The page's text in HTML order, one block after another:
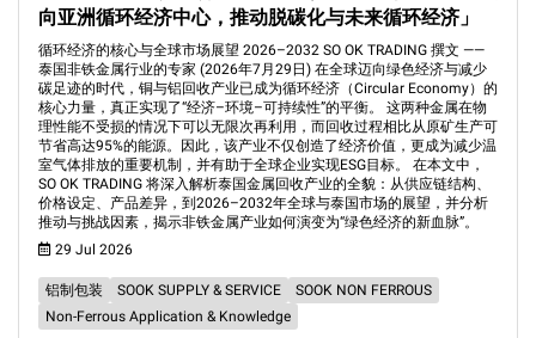
向亚洲循环经济中心，推动脱碳化与未来循环经济」
循环经济的核心与全球市场展望 2026–2032 SO OK TRADING 撰文 ——
泰国非铁金属行业的专家 (2026年7月29日) 在全球迈向绿色经济与减少
碳足迹的时代，铜与铝回收产业已成为循环经济（Circular Economy）的
核心力量，真正实现了“经济–环境–可持续性”的平衡。 这两种金属在物
理性能不受损的情况下可以无限次再利用，而回收过程相比从原矿生产可
节省高达95%的能源。因此，该产业不仅创造了经济价值，更成为减少温
室气体排放的重要机制，并有助于全球企业实现ESG目标。 在本文中，
SO OK TRADING 将深入解析泰国金属回收产业的全貌：从供应链结构、
价格设定、产品差异，到2026–2032年全球与泰国市场的展望，并分析
推动与挑战因素，揭示非铁金属产业如何演变为“绿色经济的新血脉”。
29 Jul 2026
铝制包装 SOOK SUPPLY & SERVICE
SOOK NON FERROUS
Non-Ferrous Application & Knowledge